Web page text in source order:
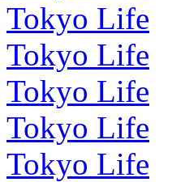
Tokyo Life
Tokyo Life
Tokyo Life
Tokyo Life
Tokyo Life